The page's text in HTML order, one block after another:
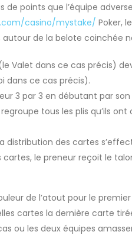
de points que l’équipe
casino/mystake/ Poker,
de la belote coinchée
Valet dans ce cas précis)
dans ce cas précis).
3 par 3 en débutant par
tous les plis qu’ils
distribution des cartes
le preneur reçoit le
de l’atout pour le
cartes la dernière carte
ou les deux équipes